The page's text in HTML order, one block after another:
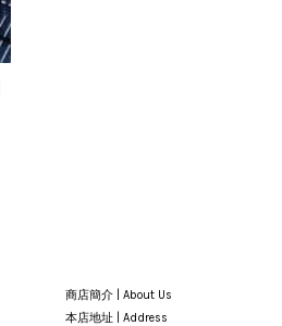
商店簡介 | About Us
本店地址 | Address